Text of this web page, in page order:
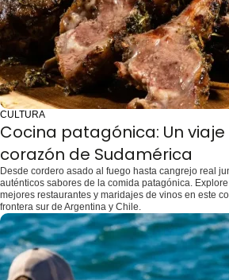
CULTURA
Cocina patagónica: Un
corazón de Sudamérica
Desde cordero asado al fuego hasta cangrejo real
auténticos sabores de la comida patagónica.
mejores restaurantes y maridajes de vinos en este
frontera sur de Argentina y Chile.